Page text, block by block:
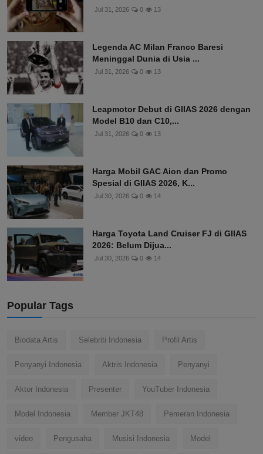
Jul 31, 2026 0 13
Legenda AC Milan Franco Baresi
Meninggal Dunia di Usia ...
Jul 31, 2026 0 13
Leapmotor Debut di GIIAS 2026 dengan
Model B10 dan C10,...
Jul 31, 2026 0 13
Harga Mobil GAC Aion dan Promo
Spesial di GIIAS 2026, K...
Jul 30, 2026 0 14
Harga Toyota Land Cruiser FJ di GIIAS
2026: Belum Dijua...
Jul 30, 2026 0 14
Popular Tags
Biodata Artis Selebriti Indonesia Profil Artis
Penyanyi Indonesia Aktris Indonesia Penyanyi
Aktor Indonesia Presenter YouTuber Indonesia
Model Indonesia Member JKT48 Pemeran Indonesia
video Pengusaha Musisi Indonesia Model